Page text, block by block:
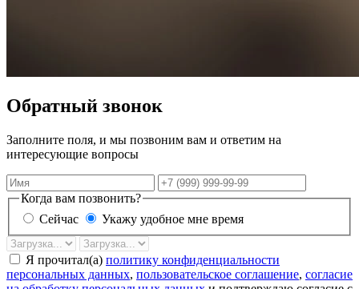
Обратный звонок
Заполните поля, и мы позвоним вам и ответим на
интересующие вопросы
Имя
Телефон
Когда вам позвонить?
Сейчас
Укажу удобное мне время
Дата
звонка
Время
Я прочитал(а) политику конфиденциальности
персональных данных, пользовательское соглашение, согласие